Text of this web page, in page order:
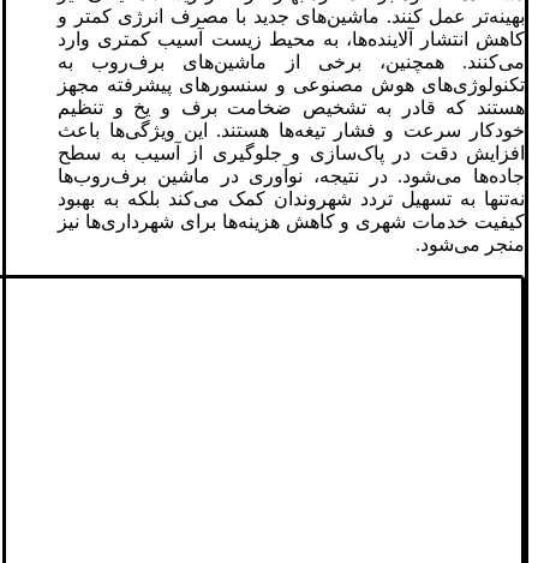
بهینه‌تر عمل کنند. ماشین‌های جدید با مصرف انرژی کمتر و
کاهش انتشار آلاینده‌ها، به محیط زیست آسیب کمتری وارد
می‌کنند. همچنین، برخی از ماشین‌های برف‌روب به
تکنولوژی‌های هوش مصنوعی و سنسورهای پیشرفته مجهز
هستند که قادر به تشخیص ضخامت برف و یخ و تنظیم
خودکار سرعت و فشار تیغه‌ها هستند. این ویژگی‌ها باعث
افزایش دقت در پاک‌سازی و جلوگیری از آسیب به سطح
جاده‌ها می‌شود. در نتیجه، نوآوری در ماشین برف‌روب‌ها
نه‌تنها به تسهیل تردد شهروندان کمک می‌کند بلکه به بهبود
کیفیت خدمات شهری و کاهش هزینه‌ها برای شهرداری‌ها نیز
منجر می‌شود.